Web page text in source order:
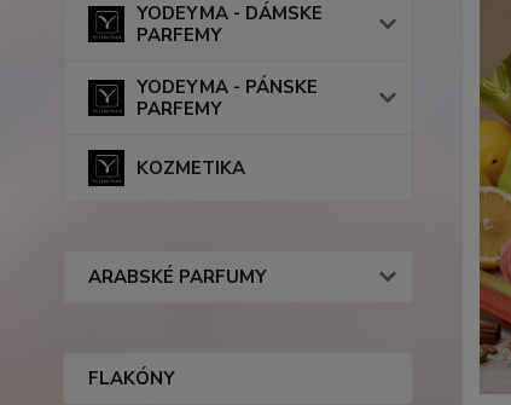
YODEYMA - DÁMSKE
PARFEMY
YODEYMA - PÁNSKE
PARFEMY
KOZMETIKA
ARABSKÉ PARFUMY
FLAKÓNY